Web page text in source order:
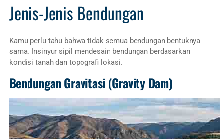
Jenis-Jenis Bendungan
Kamu perlu tahu bahwa tidak semua bendungan bentuknya
sama. Insinyur sipil mendesain bendungan berdasarkan
kondisi tanah dan topografi lokasi.
Bendungan Gravitasi (Gravity Dam)